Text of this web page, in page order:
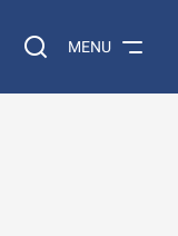
Vyhledávání na
MENU